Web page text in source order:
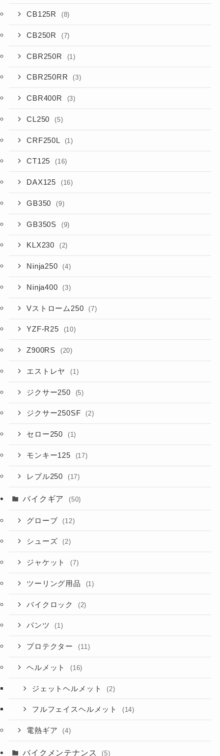
CB125R (8)
CB250R (7)
CBR250R (1)
CBR250RR (3)
CBR400R (3)
CL250 (5)
CRF250L (1)
CT125 (16)
DAX125 (16)
GB350 (9)
GB350S (9)
KLX230 (2)
Ninja250 (4)
Ninja400 (3)
Vストローム250 (7)
YZF-R25 (10)
Z900RS (20)
エストレヤ (1)
ジクサー250 (5)
ジクサー250SF (2)
セロー250 (1)
モンキー125 (17)
レブル250 (17)
バイクギア (50)
グローブ (12)
シューズ (2)
ジャケット (7)
ツーリング用品 (1)
バイクロック (2)
パンツ (1)
プロテクター (11)
ヘルメット (16)
ジェットヘルメット (2)
フルフェイスヘルメット (14)
電熱ギア (4)
バイクメンテナンス (5)